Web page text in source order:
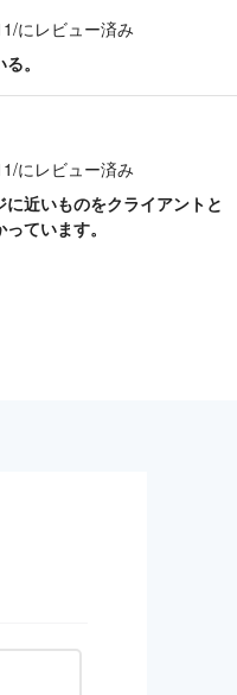
にレビュー済み
。
にレビュー済み
近いものをクライアントと
ています。